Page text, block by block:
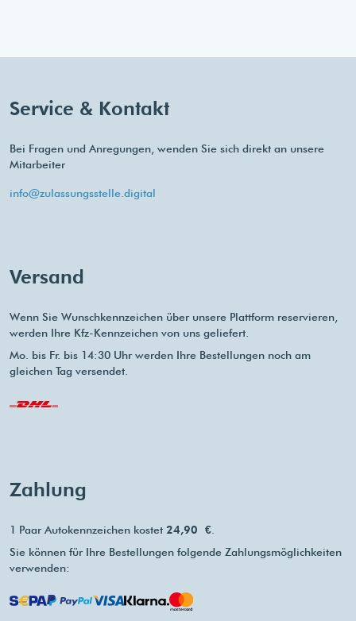
Service & Kontakt
Bei Fragen und Anregungen, wenden Sie sich direkt an unsere
Mitarbeiter
info@zulassungsstelle.digital
Versand
Wenn Sie Wunschkennzeichen über unsere Plattform reservieren,
werden Ihre Kfz-Kennzeichen von uns geliefert.
Mo. bis Fr. bis 14:30 Uhr werden Ihre Bestellungen noch am
gleichen Tag versendet.
Zahlung
1 Paar Autokennzeichen kostet 24,90 €
Sie können für Ihre Bestellungen folgende Zahlungsmöglichkeiten
verwenden: